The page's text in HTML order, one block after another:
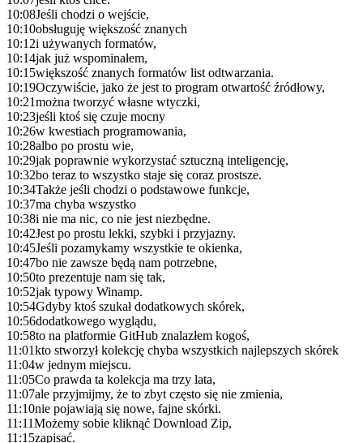
10:08Jeśli chodzi o wejście,
10:10obsługuję większość znanych
10:12i używanych formatów,
10:14jak już wspominałem,
10:15większość znanych formatów list odtwarzania.
10:19Oczywiście, jako że jest to program otwartość źródłowy,
10:21można tworzyć własne wtyczki,
10:23jeśli ktoś się czuje mocny
10:26w kwestiach programowania,
10:28albo po prostu wie,
10:29jak poprawnie wykorzystać sztuczną inteligencję,
10:32bo teraz to wszystko staje się coraz prostsze.
10:34Także jeśli chodzi o podstawowe funkcje,
10:37ma chyba wszystko
10:38i nie ma nic, co nie jest niezbędne.
10:42Jest po prostu lekki, szybki i przyjazny.
10:45Jeśli pozamykamy wszystkie te okienka,
10:47bo nie zawsze będą nam potrzebne,
10:50to prezentuje nam się tak,
10:52jak typowy Winamp.
10:54Gdyby ktoś szukał dodatkowych skórek,
10:56dodatkowego wyglądu,
10:58to na platformie GitHub znalazłem kogoś,
11:01kto stworzył kolekcję chyba wszystkich najlepszych skórek
11:04w jednym miejscu.
11:05Co prawda ta kolekcja ma trzy lata,
11:07ale przyjmijmy, że to zbyt często się nie zmienia,
11:10nie pojawiają się nowe, fajne skórki.
11:11Możemy sobie kliknąć Download Zip,
11:15zapisać.